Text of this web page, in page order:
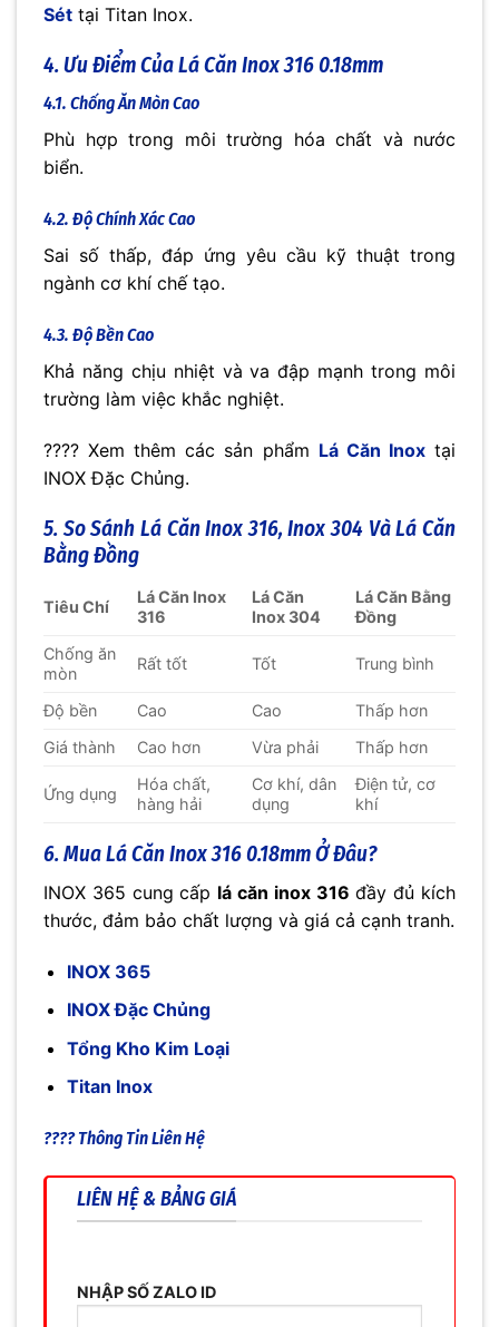
Sét tại Titan Inox.
4. Ưu Điểm Của Lá Căn Inox 316 0.18mm
4.1. Chống Ăn Mòn Cao
Phù hợp trong môi trường hóa chất và nước
biển.
4.2. Độ Chính Xác Cao
Sai số thấp, đáp ứng yêu cầu kỹ thuật trong
ngành cơ khí chế tạo.
4.3. Độ Bền Cao
Khả năng chịu nhiệt và va đập mạnh trong môi
trường làm việc khắc nghiệt.
???? Xem thêm các sản phẩm Lá Căn Inoxtại
INOX Đặc Chủng.
5. So Sánh Lá Căn Inox 316, Inox 304 Và Lá Căn
Bằng Đồng
Tiêu Chí
Lá Căn Inox
316
Lá Căn
Inox 304
Lá Căn Bằng
Đồng
Chống ăn
mòn
Rất tốt Tốt Trung bình
Độ bền Cao Cao
Thấp hơn
Giá thành
Cao hơn Vừa phải Thấp hơn
Ứng dụng
Hóa chất,
hàng hải
Cơ khí, dân
dụng
Điện tử, cơ
khí
6. Mua Lá Căn Inox 316 0.18mm Ở Đâu?
INOX 365 cung cấp lá căn inox 316 đầy đủ kích
thước, đảm bảo chất lượng và giá cả cạnh tranh.
INOX 365
INOX Đặc Chủng
Tổng Kho Kim Loại
Titan Inox
???? Thông Tin Liên Hệ
LIÊN HỆ & BẢNG GIÁ
NHẬP SỐ ZALO ID